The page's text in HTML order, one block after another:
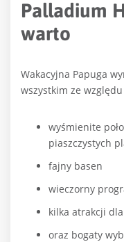
Palladium
warto
Wakacyjna Papuga
wszystkim ze
wyśmienite
piaszczystych
fajny basen
wieczorny
kilka atrakcji
oraz bogaty